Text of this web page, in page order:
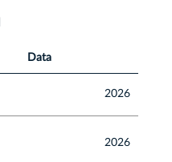
Data
2026
2026